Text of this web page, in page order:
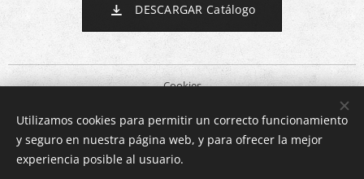
DESCARGAR Catálogo
Cookies
Idiomas
Español
English
Utilizamos cookies para permitir un correcto funcionamiento
y seguro en nuestra página web, y para ofrecer la mejor
experiencia posible al usuario.